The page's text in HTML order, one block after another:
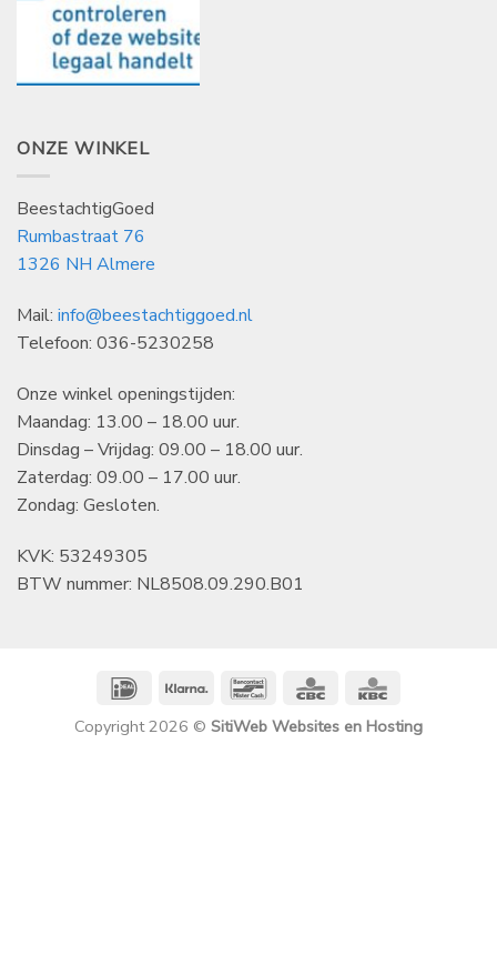
ONZE WINKEL
BeestachtigGoed
Rumbastraat 76
1326 NH Almere
Mail: info@beestachtiggoed.nl
Telefoon: 036-5230258
Onze winkel openingstijden:
Maandag: 13.00 – 18.00 uur.
Dinsdag – Vrijdag: 09.00 – 18.00 uur.
Zaterdag: 09.00 – 17.00 uur.
Zondag: Gesloten.
KVK: 53249305
BTW nummer: NL8508.09.290.B01
IDeal Klarna BancontactCBC
Copyright 2026 © SitiWeb Websites en Hosting